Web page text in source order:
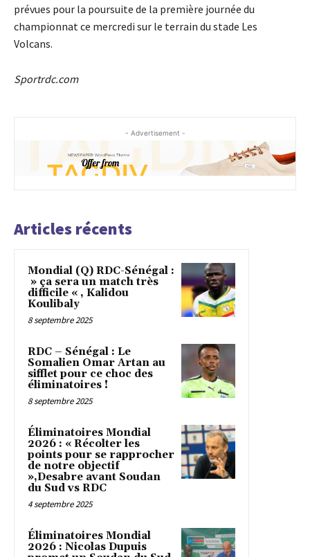
prévues pour la poursuite de la première journée du
championnat ce mercredi sur le terrain du stade Les
Volcans.
Sportrdc.com
- Advertisement -
Articles récents
Mondial (Q) RDC-Sénégal :
» ça sera un match très
difficile « , Kalidou
Koulibaly
8 septembre 2025
RDC – Sénégal : Le
Somalien Omar Artan au
sifflet pour ce choc des
éliminatoires !
8 septembre 2025
Éliminatoires Mondial
2026 : « Récolter les
points pour se rapprocher
de notre objectif
»,Desabre avant Soudan
du Sud vs RDC
4 septembre 2025
Éliminatoires Mondial
2026 : Nicolas Dupuis